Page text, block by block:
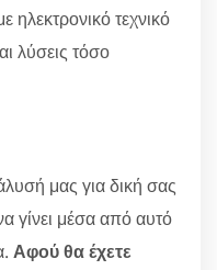
τεχνικό
λύσεις τόσο
μας για δική σας
γίνει μέσα από αυτό
Αφού θα έχετε